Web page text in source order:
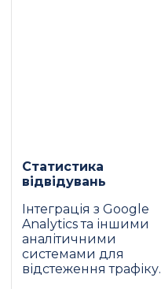
Статистика
відвідувань
Інтеграція з Google
Analytics та іншими
аналітичними
системами для
відстеження трафіку.